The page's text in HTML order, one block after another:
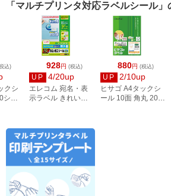
「マルチプリンタ対応ラベルシール
928円 (税込)
UP 4/20up
エレコム 宛名・表
示ラベル きれい貼
880円 (税込)
UP 2/10up
ヒサゴ A4タックシ
ール 10面 角丸 20シ
込)
クシ
ー